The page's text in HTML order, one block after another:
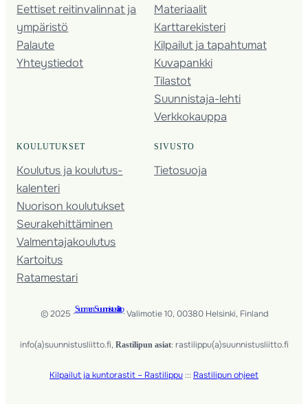
Eettiset reitinvalinnat ja
ympäristö
Palaute
Yhteystiedot
Materiaalit
Karttarekisteri
Kilpailut ja tapahtumat
Kuvapankki
Tilastot
Suunnistaja-lehti
Verkkokauppa
KOULUTUKSET
Koulutus ja koulutus­
kalenteri
Nuorison koulutukset
Seura­kehittäminen
Valmentaja­koulutus
Kartoitus
Ratamestari
SIVUSTO
Tietosuoja
© 2025 ·Suomen Suunnistusliitto· Valimotie 10, 00380 Helsinki, Finland
info(a)suunnistusliitto.fi, Rastilipun asiat: rastilippu(a)suunnistusliitto.fi
Kilpailut ja kuntorastit – Rastilippu ::: Rastilipun ohjeet